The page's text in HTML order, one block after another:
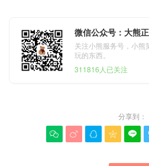
微信公众号：大熊
关注小熊服务号，小熊
玩的东西。
311816人已关注
分享到：
    